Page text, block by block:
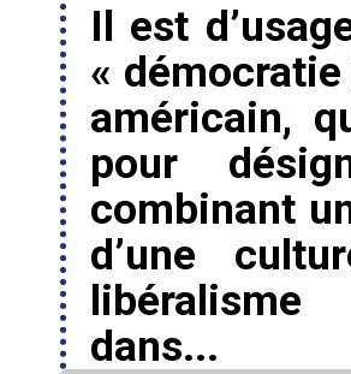
Il est
«
américain,
pour
combinant
d’une
libéralisme
dans...